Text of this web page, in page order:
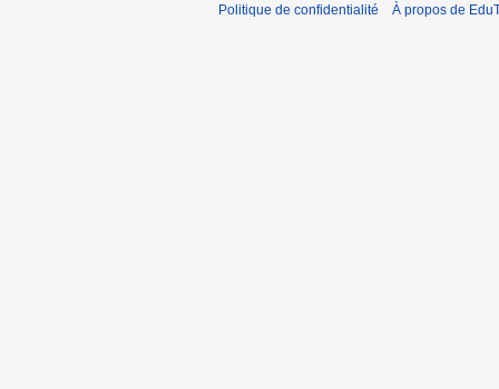
Politique de confidentialité À propos de